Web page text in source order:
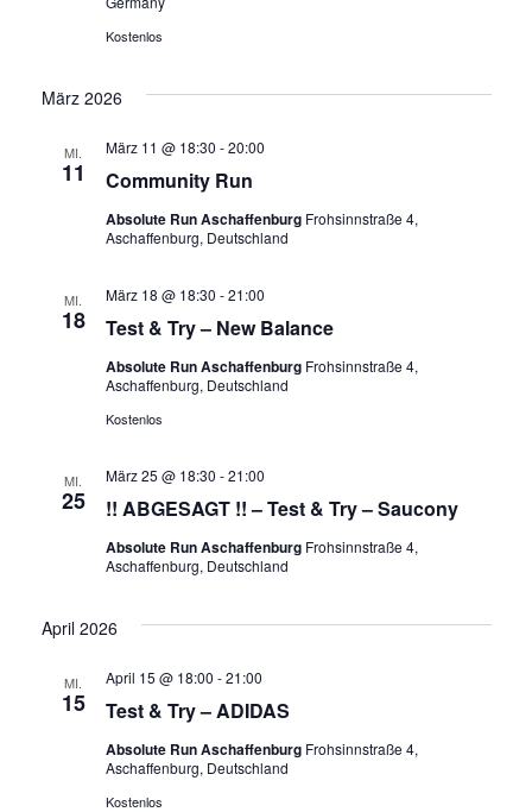
Kostenlos
März 2026
MI.
11 Community Run
März 11 @ 18:30 -20:00
Absolute Run Aschaffenburg Frohsinnstraße 4,
Aschaffenburg, Deutschland
MI.
18 Test & Try – New Balance
März 18 @ 18:30 -21:00
Absolute Run Aschaffenburg Frohsinnstraße 4,
Aschaffenburg, Deutschland
Kostenlos
MI.
25 !! ABGESAGT !! – Test & Try – Saucony
März 25 @ 18:30 -21:00
Absolute Run Aschaffenburg Frohsinnstraße 4,
Aschaffenburg, Deutschland
April 2026
MI.
15 Test & Try – ADIDAS
April 15 @ 18:00 -21:00
Absolute Run Aschaffenburg Frohsinnstraße 4,
Aschaffenburg, Deutschland
Kostenlos